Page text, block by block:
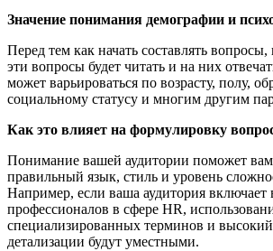
Значение понимания демографии и
Перед тем как начать составлять
эти вопросы будет читать и на них
может варьироваться по возрасту, полу,
социальному статусу и многим другим
Как это влияет на формулировку
Понимание вашей аудитории поможет
правильный язык, стиль и уровень
Например, если ваша аудитория включает
профессионалов в сфере HR,
специализированных терминов и
детализации будут уместными.